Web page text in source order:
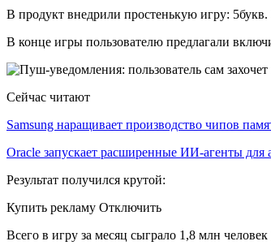
В продукт внедрили простенькую игру: 5букв.
В конце игры пользователю предлагали
Сейчас читают
Samsung наращивает производство чипов
Oracle запускает расширенные ИИ‑агенты
Результат получился крутой:
Купить рекламу Отключить
Всего в игру за месяц сыграло 1,8 млн